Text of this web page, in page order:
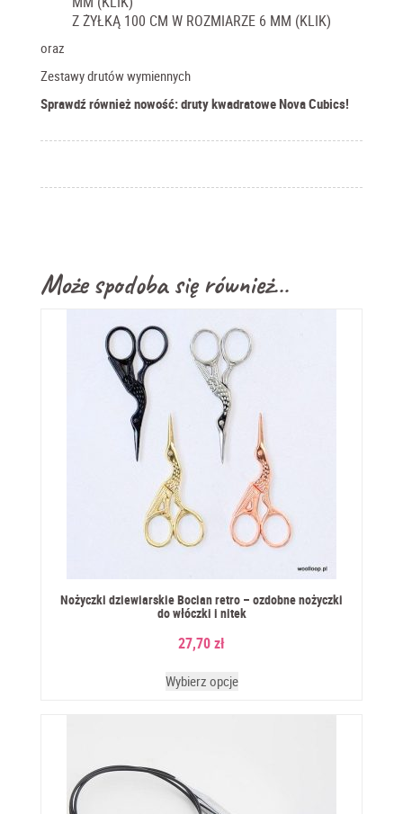
Z ŻYŁKĄ 100 CM W ROZMIARZE 6 MM (KLIK)
oraz
Zestawy drutów wymiennych
Sprawdź również nowość: druty kwadratowe Nova Cubics!
Może spodoba się również…
Nożyczki dziewiarskie Bocian retro – ozdobne nożyczki
do włóczki i nitek
27,70zł
Wybierz opcje